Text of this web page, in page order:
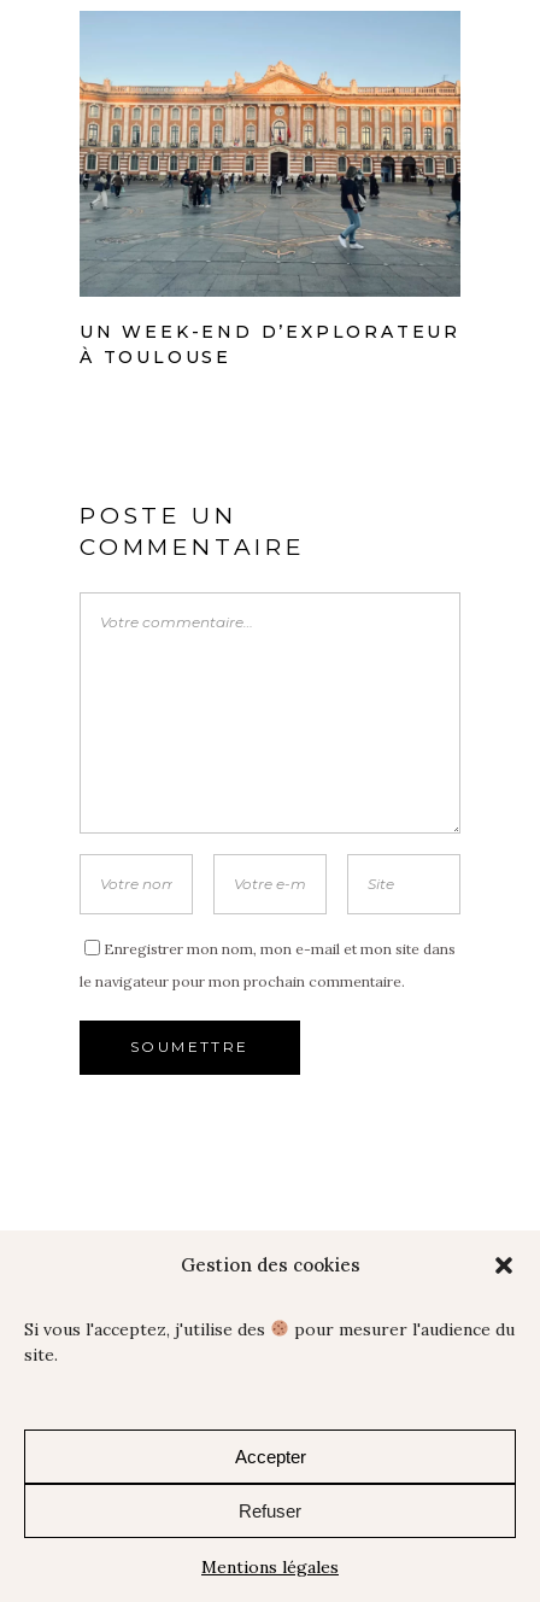
Gestion des cookies
Si vous l'acceptez, j'utilise des
pour mesurer l'audience du
site.
Accepter
Refuser
Mentions légales
UN WEEK-END D’EXPLORATEUR
À TOULOUSE
POSTE UN
COMMENTAIRE
Enregistrer mon nom, mon e-mail et mon site dans
le navigateur pour mon prochain commentaire.